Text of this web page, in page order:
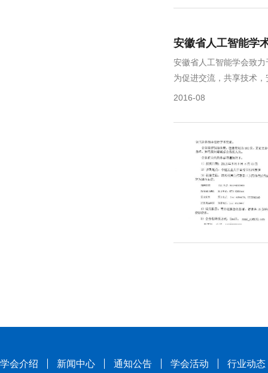
安徽省人工智能学
安徽省人工智能学会致
为促进交流，共享技术
2016-08
学会介绍 新闻中心 通知公告 学会活动 行业动态